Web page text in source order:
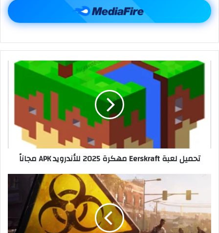
تحميل لعبة Eerskraft مهكرة 2025 للأندرويد APK مجاناً